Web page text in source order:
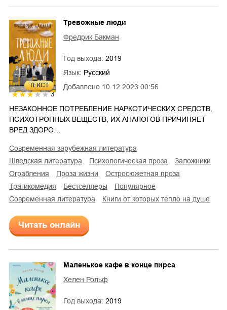
ТЕКСТ
3
Добавлено 10.12.2023 00:56
Тревожные люди
Фредрик Бакман
Год выхода: 2019
Язык: Русский
НЕЗАКОННОЕ ПОТРЕБЛЕНИЕ НАРКОТИЧЕСКИХ СРЕДСТВ,
ПСИХОТРОПНЫХ ВЕЩЕСТВ, ИХ АНАЛОГОВ ПРИЧИНЯЕТ
ВРЕД ЗДОРО…
современная зарубежная литература
шведская литература
психологическая проза
заложники
ограбления
проза жизни
остросюжетная проза
трагикомедия
Бестселлеры
Популярное
Современная литература
Книги от которых тепло на душе
Читать онлайн
Маленькое кафе в конце пирса
Хелен Рольф
Год выхода: 2019